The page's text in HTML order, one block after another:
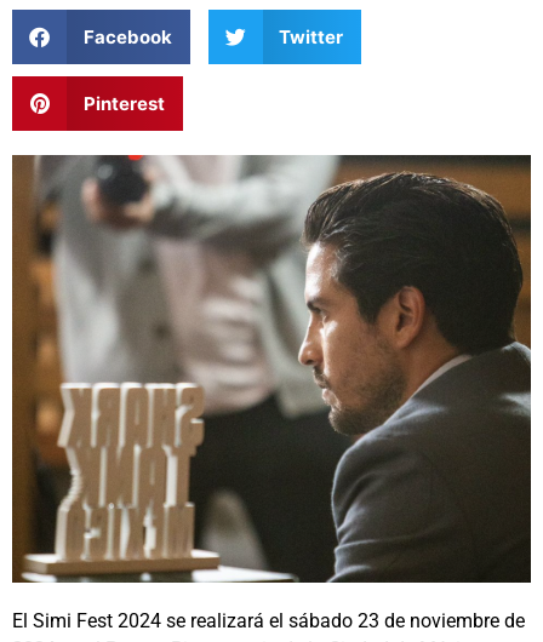
Facebook Twitter
Pinterest
El Simi Fest 2024 se realizará el sábado 23 de noviembre de